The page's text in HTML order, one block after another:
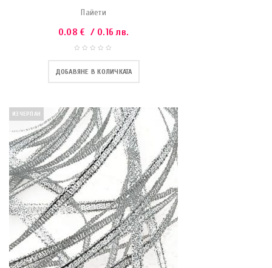
Пайети
0.08€ / 0.16 лв.
ДОБАВЯНЕ В КОЛИЧКАТА
ИЗЧЕРПАН